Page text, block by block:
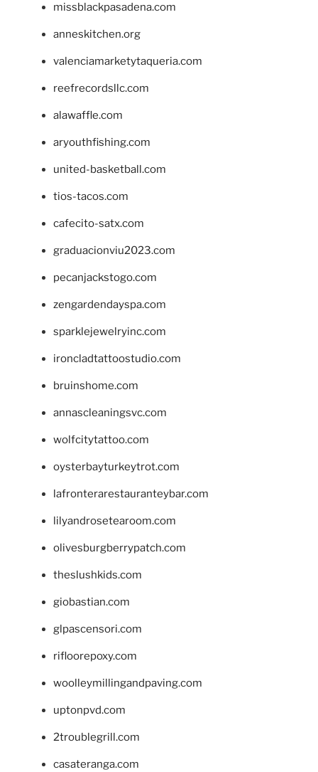
missblackpasadena.com
anneskitchen.org
valenciamarketytaqueria.com
reefrecordsllc.com
alawaffle.com
aryouthfishing.com
united-basketball.com
tios-tacos.com
cafecito-satx.com
graduacionviu2023.com
pecanjackstogo.com
zengardendayspa.com
sparklejewelryinc.com
ironcladtattoostudio.com
bruinshome.com
annascleaningsvc.com
wolfcitytattoo.com
oysterbayturkeytrot.com
lafronterarestauranteybar.com
lilyandrosetearoom.com
olivesburgberrypatch.com
theslushkids.com
giobastian.com
glpascensori.com
rifloorepoxy.com
woolleymillingandpaving.com
uptonpvd.com
2troublegrill.com
casateranga.com